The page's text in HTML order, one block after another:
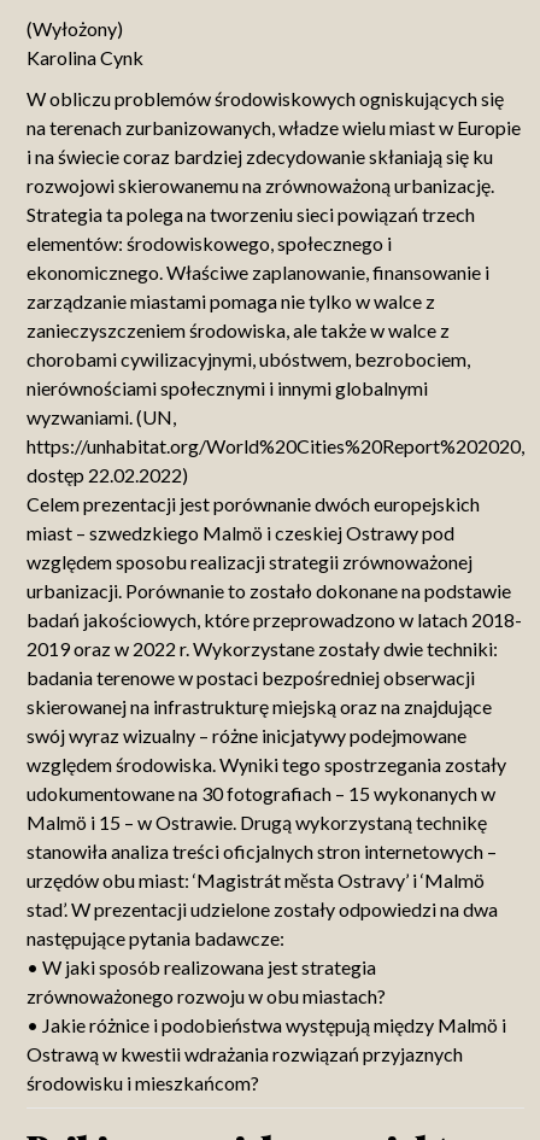
(Wyłożony)
Karolina Cynk
W obliczu problemów środowiskowych ogniskujących się
na terenach zurbanizowanych, władze wielu miast w Europie
i na świecie coraz bardziej zdecydowanie skłaniają się ku
rozwojowi skierowanemu na zrównoważoną urbanizację.
Strategia ta polega na tworzeniu sieci powiązań trzech
elementów: środowiskowego, społecznego i
ekonomicznego. Właściwe zaplanowanie, finansowanie i
zarządzanie miastami pomaga nie tylko w walce z
zanieczyszczeniem środowiska, ale także w walce z
chorobami cywilizacyjnymi, ubóstwem, bezrobociem,
nierównościami społecznymi i innymi globalnymi
wyzwaniami. (UN,
https://unhabitat.org/World%20Cities%20Report%202020,
dostęp 22.02.2022)
Celem prezentacji jest porównanie dwóch europejskich
miast – szwedzkiego Malmö i czeskiej Ostrawy pod
względem sposobu realizacji strategii zrównoważonej
urbanizacji. Porównanie to zostało dokonane na podstawie
badań jakościowych, które przeprowadzono w latach 2018-
2019 oraz w 2022 r. Wykorzystane zostały dwie techniki:
badania terenowe w postaci bezpośredniej obserwacji
skierowanej na infrastrukturę miejską oraz na znajdujące
swój wyraz wizualny – różne inicjatywy podejmowane
względem środowiska. Wyniki tego spostrzegania zostały
udokumentowane na 30 fotografiach – 15 wykonanych w
Malmö i 15 – w Ostrawie. Drugą wykorzystaną technikę
stanowiła analiza treści oficjalnych stron internetowych –
urzędów obu miast: ‘Magistrát města Ostravy’ i ‘Malmö
stad’. W prezentacji udzielone zostały odpowiedzi na dwa
następujące pytania badawcze:
• W jaki sposób realizowana jest strategia
zrównoważonego rozwoju w obu miastach?
• Jakie różnice i podobieństwa występują między Malmö i
Ostrawą w kwestii wdrażania rozwiązań przyjaznych
środowisku i mieszkańcom?